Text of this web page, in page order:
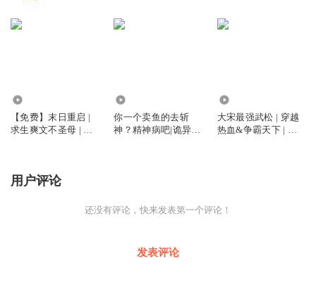
【免费】末日重启 |
求生爽文不圣母 | 多
你一个卖鱼的去斩
神？精神病吧|诡异难
大宋最强武松 | 穿越
热血&争霸天下 | 多
用户评论
还没有评论，快来发表第一个评论！
发表评论